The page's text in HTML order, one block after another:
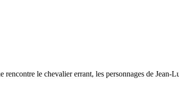
rencontre le chevalier errant, les personnages de